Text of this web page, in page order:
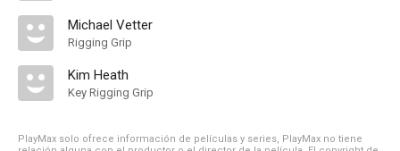
Michael Vetter
Rigging Grip
Kim Heath
Key Rigging Grip
PlayMax solo ofrece información de películas y series, PlayMax no tiene